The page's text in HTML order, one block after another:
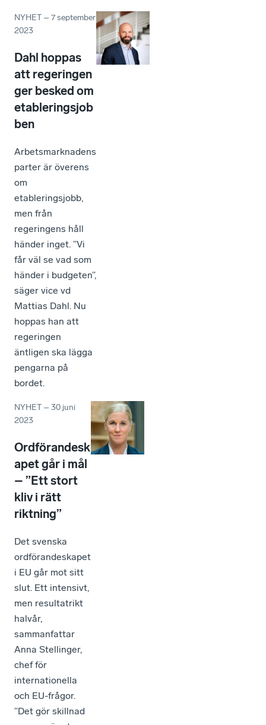
NYHET –7 september
2023
Dahl hoppas
att regeringen
ger besked om
etableringsjob
ben
Arbetsmarknadens
parter är överens
om
etableringsjobb,
men från
regeringens håll
händer inget. ”Vi
får väl se vad som
händer i budgeten”,
säger vice vd
Mattias Dahl. Nu
hoppas han att
regeringen
äntligen ska lägga
pengarna på
bordet.
NYHET –30 juni
2023
Ordförandesk
apet går i mål
– ”Ett stort
kliv i rätt
riktning”
Det svenska
ordförandeskapet
i EU går mot sitt
slut. Ett intensivt,
men resultatrikt
halvår,
sammanfattar
Anna Stellinger,
chef för
internationella
och EU-frågor.
”Det gör skillnad